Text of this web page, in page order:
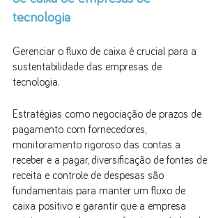
tecnologia
Gerenciar o fluxo de caixa é crucial para a
sustentabilidade das empresas de
tecnologia.
Estratégias como negociação de prazos de
pagamento com fornecedores,
monitoramento rigoroso das contas a
receber e a pagar, diversificação de fontes de
receita e controle de despesas são
fundamentais para manter um fluxo de
caixa positivo e garantir que a empresa